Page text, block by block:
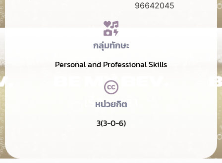
96642045
กลุ่มทักษะ
Personal and Professional Skills
หน่วยกิต
3(3-0-6)